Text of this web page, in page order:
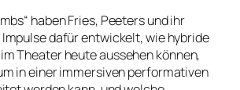
haben Fries, Peeters und ihr
dafür entwickelt, wie hybride
Theater heute aussehen können,
in einer immersiven performativen